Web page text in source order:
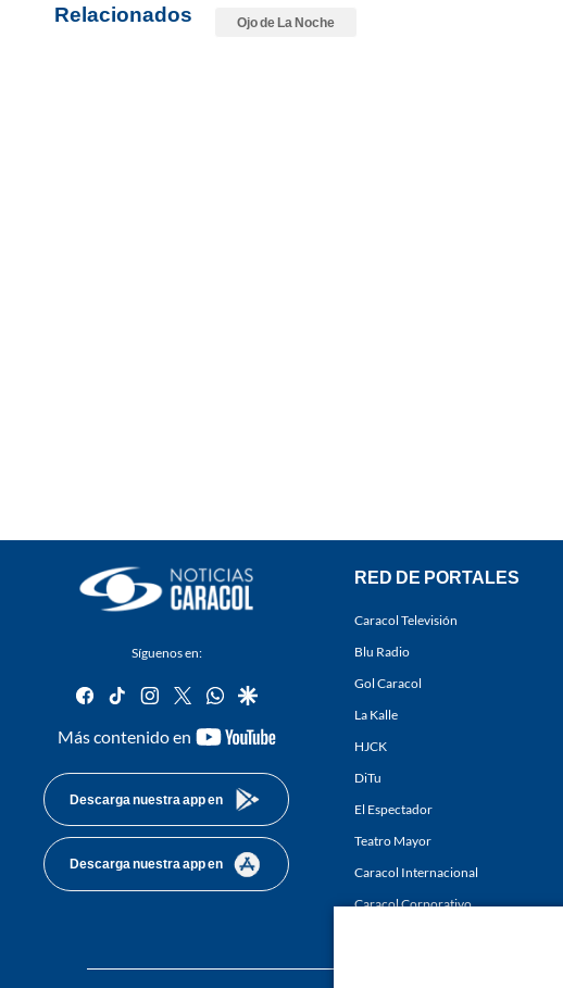
Relacionados Ojo de La Noche
Síguenos en:
facebook
tiktok instagram
twitterwhatsapp
google
Más contenido en
youtube-
Descarga nuestra app en
Descarga nuestra app en
RED DE PORTALES
Caracol Televisión
Blu Radio
Gol Caracol
La Kalle
HJCK
DiTu
El Espectador
Teatro Mayor
Caracol Internacional
Caracol Corporativo